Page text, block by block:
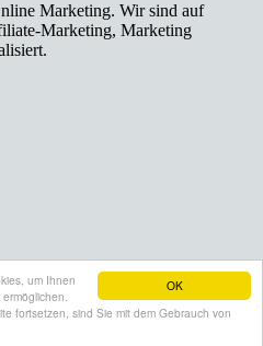
OK
um Ihnen
fortsetzen, sind Sie mit dem Gebrauch von
Marketing. Wir sind auf
Marketing, Marketing